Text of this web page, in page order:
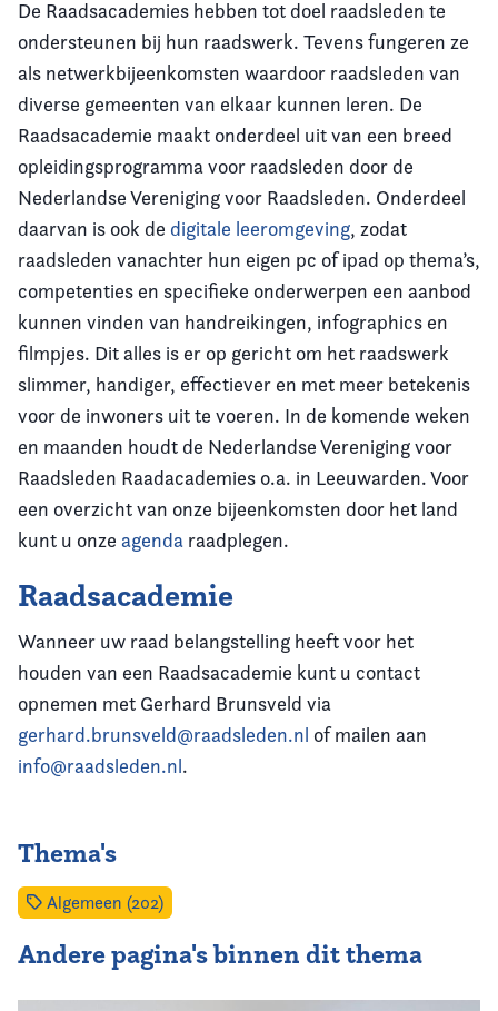
De Raadsacademies hebben tot doel raadsleden te
ondersteunen bij hun raadswerk. Tevens fungeren ze
als netwerkbijeenkomsten waardoor raadsleden van
diverse gemeenten van elkaar kunnen leren. De
Raadsacademie maakt onderdeel uit van een breed
opleidingsprogramma voor raadsleden door de
Nederlandse Vereniging voor Raadsleden. Onderdeel
daarvan is ook de digitale leeromgeving, zodat
raadsleden vanachter hun eigen pc of ipad op thema’s,
competenties en specifieke onderwerpen een aanbod
kunnen vinden van handreikingen, infographics en
filmpjes. Dit alles is er op gericht om het raadswerk
slimmer, handiger, effectiever en met meer betekenis
voor de inwoners uit te voeren. In de komende weken
en maanden houdt de Nederlandse Vereniging voor
Raadsleden Raadacademies o.a. in Leeuwarden. Voor
een overzicht van onze bijeenkomsten door het land
kunt u onze agenda raadplegen.
Raadsacademie
Wanneer uw raad belangstelling heeft voor het
houden van een Raadsacademie kunt u contact
opnemen met Gerhard Brunsveld via
gerhard.brunsveld@raadsleden.nl of mailen aan
info@raadsleden.nl.
Thema's
Algemeen (202)
Andere pagina's binnen dit thema